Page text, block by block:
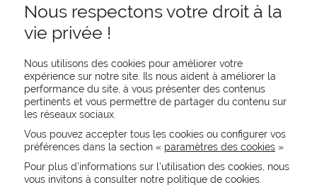
REJOIGNEZ-NOUS
CONTACTEZ-NOUS
NEWSLETTER
Recevez les actualités MOORE en exclusivité
Nous respectons votre droit à la
vie privée !
Nous utilisons des cookies pour améliorer votre
expérience sur notre site. Ils nous aident à améliorer la
performance du site, à vous présenter des contenus
pertinents et vous permettre de partager du contenu sur
les réseaux sociaux.
Vous pouvez accepter tous les cookies ou configurer vos
préférences dans la section « paramètres des cookies »
Pour plus d’informations sur l’utilisation des cookies, nous
vous invitons à consulter notre politique de cookies.